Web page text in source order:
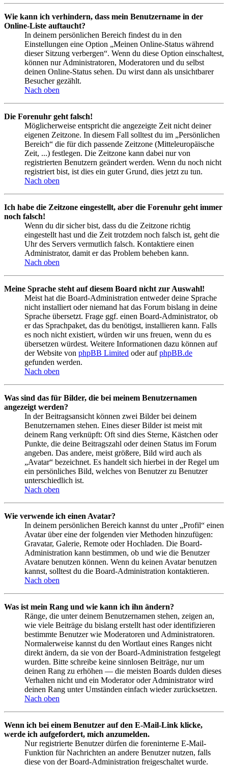
Wie kann ich verhindern, dass mein Benutzername in der
Online-Liste auftaucht?
In deinem persönlichen Bereich findest du in den
Einstellungen eine Option „Meinen Online-Status während
dieser Sitzung verbergen“. Wenn du diese Option einschaltest,
können nur Administratoren, Moderatoren und du selbst
deinen Online-Status sehen. Du wirst dann als unsichtbarer
Besucher gezählt.
Nach oben
Die Forenuhr geht falsch!
Möglicherweise entspricht die angezeigte Zeit nicht deiner
eigenen Zeitzone. In diesem Fall solltest du im „Persönlichen
Bereich“ die für dich passende Zeitzone (Mitteleuropäische
Zeit, ...) festlegen. Die Zeitzone kann dabei nur von
registrierten Benutzern geändert werden. Wenn du noch nicht
registriert bist, ist dies ein guter Grund, dies jetzt zu tun.
Nach oben
Ich habe die Zeitzone eingestellt, aber die Forenuhr geht immer
noch falsch!
Wenn du dir sicher bist, dass du die Zeitzone richtig
eingestellt hast und die Zeit trotzdem noch falsch ist, geht die
Uhr des Servers vermutlich falsch. Kontaktiere einen
Administrator, damit er das Problem beheben kann.
Nach oben
Meine Sprache steht auf diesem Board nicht zur Auswahl!
Meist hat die Board-Administration entweder deine Sprache
nicht installiert oder niemand hat das Forum bislang in deine
Sprache übersetzt. Frage ggf. einen Board-Administrator, ob
er das Sprachpaket, das du benötigst, installieren kann. Falls
es noch nicht existiert, würden wir uns freuen, wenn du es
übersetzen würdest. Weitere Informationen dazu können auf
der Website von phpBB Limited oder aufphpBB.de
gefunden werden.
Nach oben
Was sind das für Bilder, die bei meinem Benutzernamen
angezeigt werden?
In der Beitragsansicht können zwei Bilder bei deinem
Benutzernamen stehen. Eines dieser Bilder ist meist mit
deinem Rang verknüpft: Oft sind dies Sterne, Kästchen oder
Punkte, die deine Beitragszahl oder deinen Status im Forum
angeben. Das andere, meist größere, Bild wird auch als
„Avatar“ bezeichnet. Es handelt sich hierbei in der Regel um
ein persönliches Bild, welches von Benutzer zu Benutzer
unterschiedlich ist.
Nach oben
Wie verwende ich einen Avatar?
In deinem persönlichen Bereich kannst du unter „Profil“ einen
Avatar über eine der folgenden vier Methoden hinzufügen:
Gravatar, Galerie, Remote oder Hochladen. Die Board-
Administration kann bestimmen, ob und wie die Benutzer
Avatare benutzen können. Wenn du keinen Avatar benutzen
kannst, solltest du die Board-Administration kontaktieren.
Nach oben
Was ist mein Rang und wie kann ich ihn ändern?
Ränge, die unter deinem Benutzernamen stehen, zeigen an,
wie viele Beiträge du bislang erstellt hast oder identifizieren
bestimmte Benutzer wie Moderatoren und Administratoren.
Normalerweise kannst du den Wortlaut eines Ranges nicht
direkt ändern, da sie von der Board-Administration festgelegt
wurden. Bitte schreibe keine sinnlosen Beiträge, nur um
deinen Rang zu erhöhen — die meisten Boards dulden dieses
Verhalten nicht und ein Moderator oder Administrator wird
deinen Rang unter Umständen einfach wieder zurücksetzen.
Nach oben
Wenn ich bei einem Benutzer auf den E-Mail-Link klicke,
werde ich aufgefordert, mich anzumelden.
Nur registrierte Benutzer dürfen die foreninterne E-Mail-
Funktion für Nachrichten an andere Benutzer nutzen, falls
diese von der Board-Administration freigeschaltet wurde.